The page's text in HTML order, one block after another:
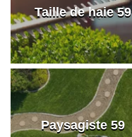
Taille de haie 59
Paysagiste 59